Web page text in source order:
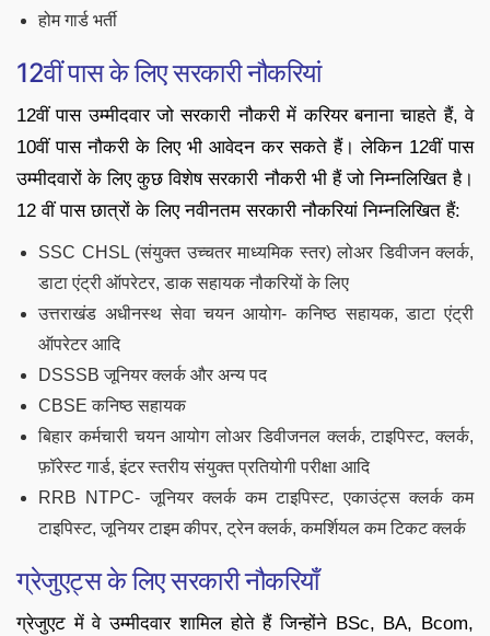
होम गार्ड भर्ती
12वीं पास के लिए सरकारी नौकरियां
12वीं पास उम्मीदवार जो सरकारी नौकरी में करियर बनाना चाहते हैं, वे
10वीं पास नौकरी के लिए भी आवेदन कर सकते हैं। लेकिन 12वीं पास
उम्मीदवारों के लिए कुछ विशेष सरकारी नौकरी भी हैं जो निम्नलिखित है।
12 वीं पास छात्रों के लिए नवीनतम सरकारी नौकरियां निम्नलिखित हैं:
SSC CHSL (संयुक्त उच्चतर माध्यमिक स्तर) लोअर डिवीजन क्लर्क,
डाटा एंट्री ऑपरेटर, डाक सहायक नौकरियों के लिए
उत्तराखंड अधीनस्थ सेवा चयन आयोग- कनिष्ठ सहायक, डाटा एंट्री
ऑपरेटर आदि
DSSSB जूनियर क्लर्क और अन्य पद
CBSE कनिष्ठ सहायक
बिहार कर्मचारी चयन आयोग लोअर डिवीजनल क्लर्क, टाइपिस्ट, क्लर्क,
फ़ॉरेस्ट गार्ड, इंटर स्तरीय संयुक्त प्रतियोगी परीक्षा आदि
RRB NTPC- जूनियर क्लर्क कम टाइपिस्ट, एकाउंट्स क्लर्क कम
टाइपिस्ट, जूनियर टाइम कीपर, ट्रेन क्लर्क, कमर्शियल कम टिकट क्लर्क
ग्रेजुएट्स के लिए सरकारी नौकरियाँ
ग्रेजुएट में वे उम्मीदवार शामिल होते हैं जिन्होंने BSc, BA, Bcom,